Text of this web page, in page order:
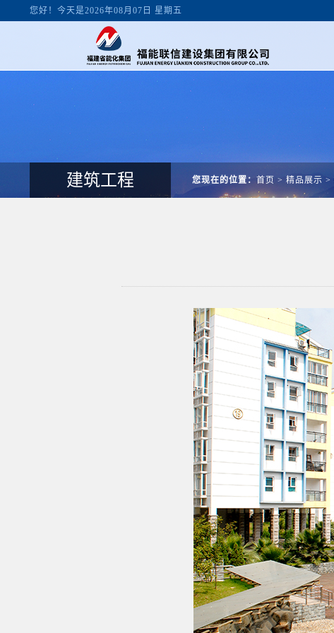
您好！今天是2026年08月07日 星期五
建筑工程 您现在的位置： 首页 > 精品展示 >